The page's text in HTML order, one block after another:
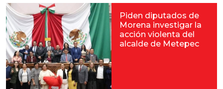
Piden diputados de
Morena investigar la
acción violenta del
alcalde de Metepec